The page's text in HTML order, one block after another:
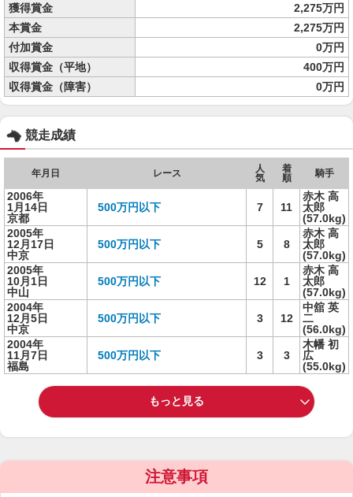
獲得賞金
2,275万円
本賞金
2,275万円
付加賞金
0万円
収得賞金（平地）
400万円
収得賞金（障害）
0万円
競走成績
年月日 レース
人
気
着
順
騎手
2006年
1月14日
京都
500万円以下 7 11
赤木 高
太郎
(57.0kg)
2005年
12月17日
中京
500万円以下 5 8
赤木 高
太郎
(57.0kg)
2005年
10月1日
中山
500万円以下 12 1
赤木 高
太郎
(57.0kg)
2004年
12月5日
中京
500万円以下 3 12
中舘 英
二
(56.0kg)
2004年
11月7日
福島
500万円以下 3 3
木幡 初
広
(55.0kg)
もっと見る
注意事項